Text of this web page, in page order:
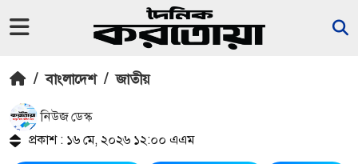
/ বাংলাদেশ / জাতীয়
নিউজ ডেস্ক
প্রকাশ : ১৬ মে, ২০২৬ ১২:০০ এএম